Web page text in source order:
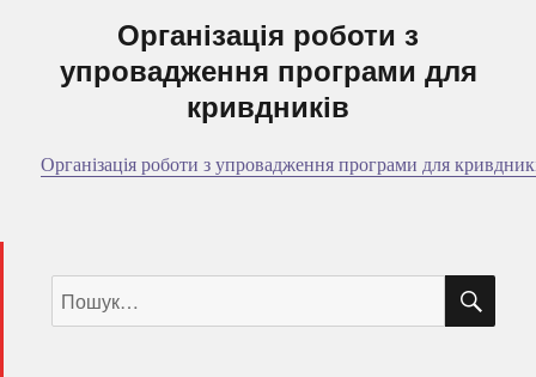
Організація роботи з
упровадження програми для
кривдників
Організація роботи з упровадження програми для
за
запитом: